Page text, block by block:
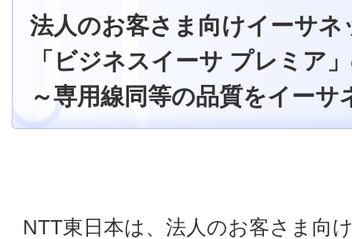
法人のお客さま向けイーサネ
「ビジネスイーサ プレミア
～専用線同等の品質をイーサ
NTT東日本は、法人のお客さま向